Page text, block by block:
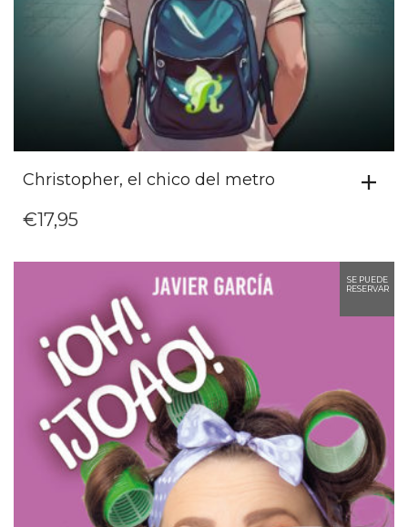
Christopher, el chico del metro
€17,95
SE PUEDE
RESERVAR